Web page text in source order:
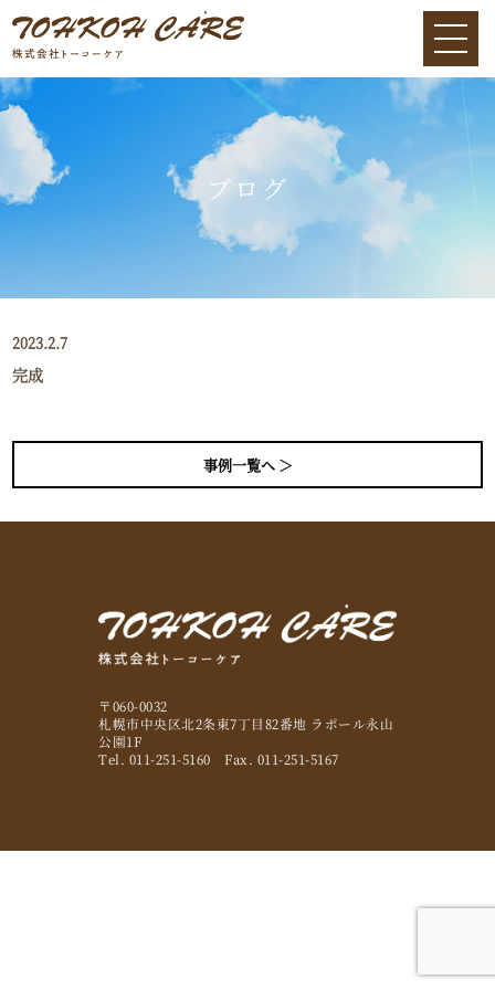
ブログ
2023.2.7
完成
事例一覧へ ＞
〒060-0032
札幌市中央区北2条東7丁目82番地 ラポール永山
公園1F
Tel. 011-251-5160 Fax. 011-251-5167